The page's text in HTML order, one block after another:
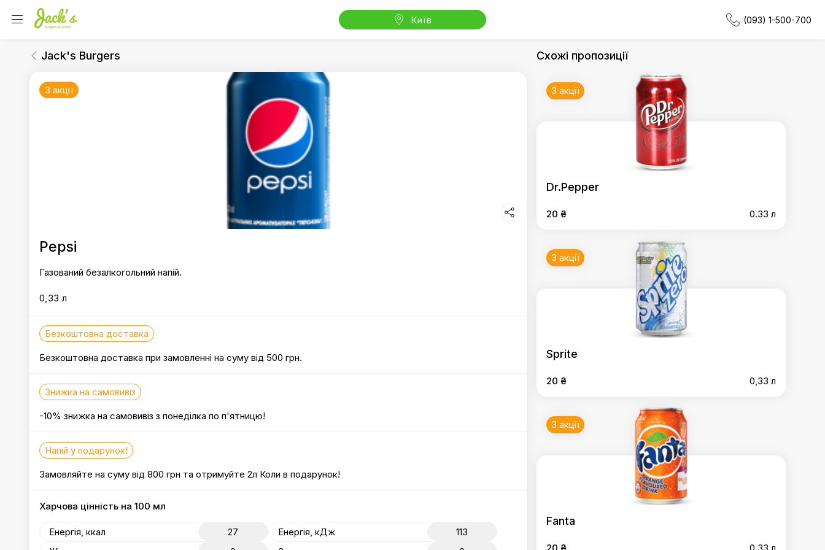
Київ (093) 1-500-700
Jack's Burgers
3 акції
Jack's Burgers
Pepsi
Газований безалкогольний напій.
0,33 л
Безкоштовна доставка
Безкоштовна доставка при замовленні на суму від 500 грн.
Знижка на самовивіз
-10% знижка на самовивіз з понеділка по п'ятницю!
Напій у подарунок!
Замовляйте на суму від 800 грн та отримуйте 2л Коли в подарунок!
Харчова цінність на 100 мл
Енергія, ккал 27 Енергія, кДж
113
Схожі пропозиції
3 акції
Dr.Pepper
20 ₴ 0.33 л
3 акції
Sprite
20 ₴ 0,33 л
3 акції
Fanta
Jack's Burgers